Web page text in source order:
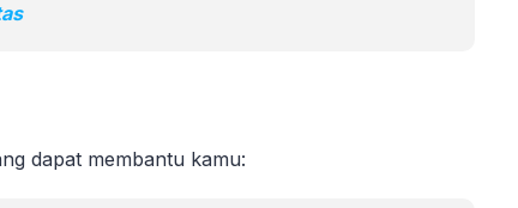
dapat membantu kamu: